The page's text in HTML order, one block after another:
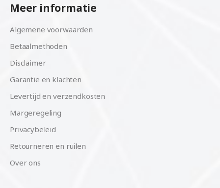
Meer informatie
Algemene voorwaarden
Betaalmethoden
Disclaimer
Garantie en klachten
Levertijd en verzendkosten
Margeregeling
Privacybeleid
Retourneren en ruilen
Over ons